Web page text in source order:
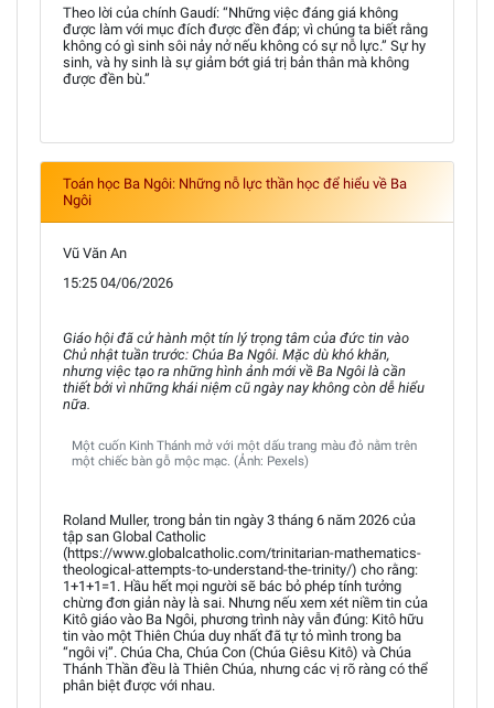
Theo lời của chính Gaudí: “Những việc đáng giá không
được làm với mục đích được đền đáp; vì chúng ta biết rằng
không có gì sinh sôi nảy nở nếu không có sự nỗ lực.” Sự hy
sinh, và hy sinh là sự giảm bớt giá trị bản thân mà không
được đền bù.”
Toán học Ba Ngôi: Những nỗ lực thần học để hiểu về Ba
Ngôi
Vũ Văn An
15:25 04/06/2026
Giáo hội đã cử hành một tín lý trọng tâm của đức tin vào
Chủ nhật tuần trước: Chúa Ba Ngôi. Mặc dù khó khăn,
nhưng việc tạo ra những hình ảnh mới về Ba Ngôi là cần
thiết bởi vì những khái niệm cũ ngày nay không còn dễ hiểu
nữa.
Một cuốn Kinh Thánh mở với một dấu trang màu đỏ nằm trên
một chiếc bàn gỗ mộc mạc. (Ảnh: Pexels)
Roland Muller, trong bản tin ngày 3 tháng 6 năm 2026 của
tập san Global Catholic
(https://www.globalcatholic.com/trinitarian-mathematics-
theological-attempts-to-understand-the-trinity/) cho rằng:
1+1+1=1. Hầu hết mọi người sẽ bác bỏ phép tính tưởng
chừng đơn giản này là sai. Nhưng nếu xem xét niềm tin của
Kitô giáo vào Ba Ngôi, phương trình này vẫn đúng: Kitô hữu
tin vào một Thiên Chúa duy nhất đã tự tỏ mình trong ba
“ngôi vị”. Chúa Cha, Chúa Con (Chúa Giêsu Kitô) và Chúa
Thánh Thần đều là Thiên Chúa, nhưng các vị rõ ràng có thể
phân biệt được với nhau.